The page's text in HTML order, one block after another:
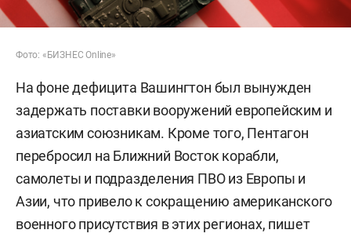
Фото: «БИЗНЕС Online»
На фоне дефицита Вашингтон был вынужден
задержать поставки вооружений европейским и
азиатским союзникам. Кроме того, Пентагон
перебросил на Ближний Восток корабли,
самолеты и подразделения ПВО из Европы и
Азии, что привело к сокращению американского
военного присутствия в этих регионах, пишет